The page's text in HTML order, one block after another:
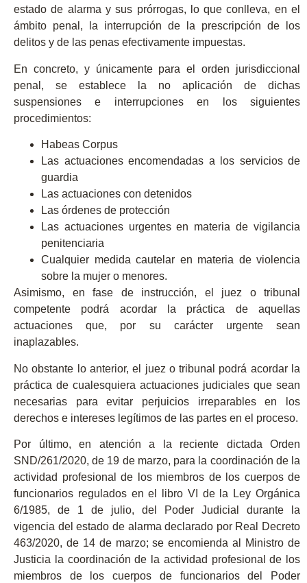
estado de alarma y sus prórrogas, lo que conlleva, en el
ámbito penal, la interrupción de la prescripción de los
delitos y de las penas efectivamente impuestas.
En concreto, y únicamente para el orden jurisdiccional
penal, se establece la no aplicación de dichas
suspensiones e interrupciones en los siguientes
procedimientos:
Habeas Corpus
Las actuaciones encomendadas a los servicios de
guardia
Las actuaciones con detenidos
Las órdenes de protección
Las actuaciones urgentes en materia de vigilancia
penitenciaria
Cualquier medida cautelar en materia de violencia
sobre la mujer o menores.
Asimismo, en fase de instrucción, el juez o tribunal
competente podrá acordar la práctica de aquellas
actuaciones que, por su carácter urgente sean
inaplazables.
No obstante lo anterior, el juez o tribunal podrá acordar la
práctica de cualesquiera actuaciones judiciales que sean
necesarias para evitar perjuicios irreparables en los
derechos e intereses legítimos de las partes en el proceso.
Por último, en atención a la reciente dictada Orden
SND/261/2020, de 19 de marzo, para la coordinación de la
actividad profesional de los miembros de los cuerpos de
funcionarios regulados en el libro VI de la Ley Orgánica
6/1985, de 1 de julio, del Poder Judicial durante la
vigencia del estado de alarma declarado por Real Decreto
463/2020, de 14 de marzo;se encomienda al Ministro de
Justicia la coordinación de la actividad profesional de los
miembros de los cuerpos de funcionarios del Poder